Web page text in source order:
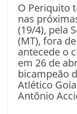
O Periquito
nas
(19/4), pela
(MT), fora
antecede o
em 26 de
bicampeão
Atlético
Antônio